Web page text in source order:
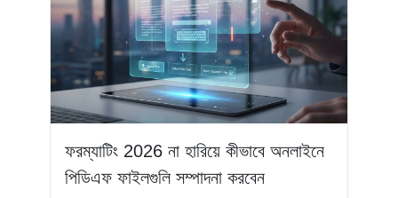
ফরম্যাটিং 2026 না হারিয়ে কীভাবে অনলাইনে
পিডিএফ ফাইলগুলি সম্পাদনা করবেন